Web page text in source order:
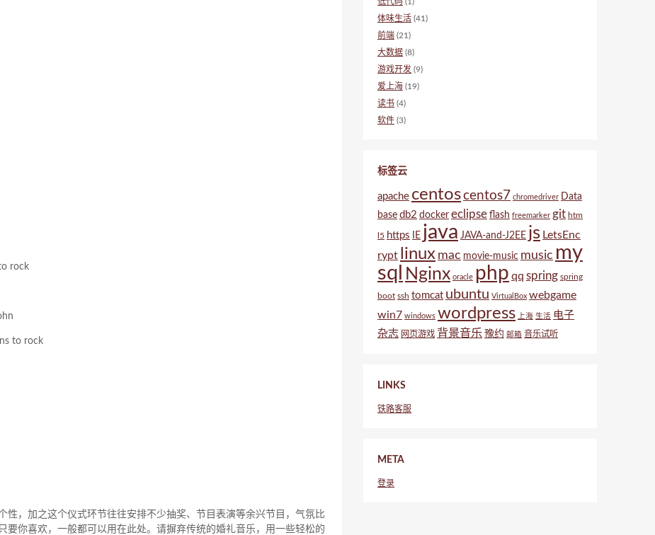
rock
to rock
性，加之这个仪式环节往往安排不少抽奖、节目表演等余兴节目，气氛比
要你喜欢，一般都可以用在此处。请摒弃传统的婚礼音乐，用一些轻松的
体味生活 (41)
前端 (21)
大数据 (8)
游戏开发 (9)
爱上海 (19)
读书 (4)
软件 (3)
标签云
apache centoscentos7 chromedriver Data
base db2 docker eclipse flash freemarker git htm
l5 https IE java JAVA-and-J2EE js LetsEnc
rypt
linux mac movie-music music my
sql Nginx oracle php qq spring spring
boot ssh tomcat ubuntu VirtualBox webgame
win7 windows wordpress 上海 生活 电子
杂志 网页游戏 背景音乐 豫约 邮箱 音乐试听
LINKS
铁路客服
META
登录